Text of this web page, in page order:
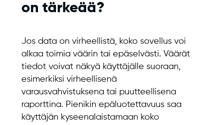
on tärkeää?
Jos data on virheellistä, koko sovellus voi
alkaa toimia väärin tai epäselvästi. Väärät
tiedot voivat näkyä käyttäjälle suoraan,
esimerkiksi virheellisenä
varausvahvistuksena tai puutteellisena
raporttina. Pienikin epäluotettavuus saa
käyttäjän kyseenalaistamaan koko